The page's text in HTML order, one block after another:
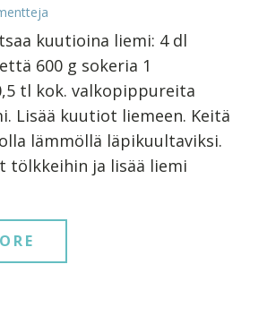
kuutioina liemi: 4 dl
600 g sokeria 1
tl kok. valkopippureita
Lisää kuutiot liemeen. Keitä
lämmöllä läpikuultaviksi.
tölkkeihin ja lisää liemi